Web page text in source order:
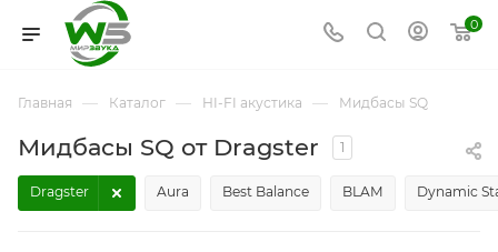
0
Главная — Каталог — HI-FI акустика — Мидбасы SQ
Мидбасы SQ от Dragster 1
Aura Best Balance BLAM
Dragster Dynamic